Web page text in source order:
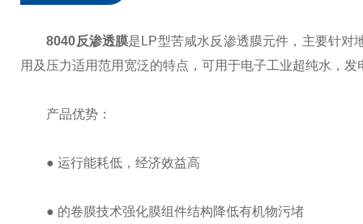
8040反渗透膜是LP型苦咸水反渗透膜元件，主要针对
用及压力适用范用宽泛的特点，可用于电子工业超纯水，
产品优势：
● 运行能耗低，经济效益高
● 的卷膜技术强化膜组件结构降低有机物污堵